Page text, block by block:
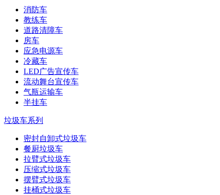
消防车
教练车
道路清障车
房车
应急电源车
冷藏车
LED广告宣传车
流动舞台宣传车
气瓶运输车
半挂车
垃圾车系列
密封自卸式垃圾车
餐厨垃圾车
拉臂式垃圾车
压缩式垃圾车
摆臂式垃圾车
挂桶式垃圾车